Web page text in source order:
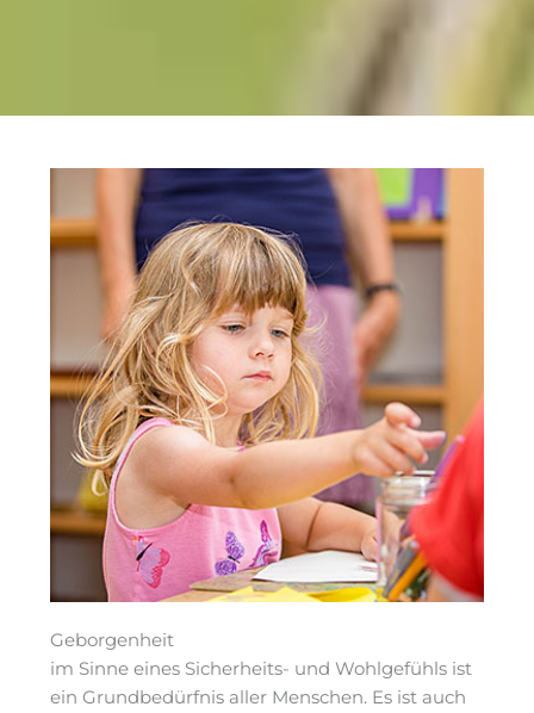
Geborgenheit
im Sinne eines Sicherheits- und Wohlgefühls ist
ein Grundbedürfnis aller Menschen. Es ist auch